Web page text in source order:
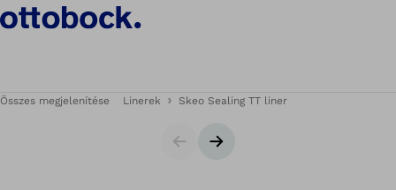
Összes megjelenítése Linerek Skeo Sealing TT liner
CsúszkaKövetkező dia